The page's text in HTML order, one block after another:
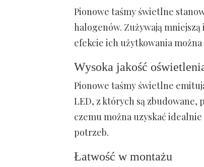
Pionowe taśmy świetlne
halogenów. Zużywają
efekcie ich użytkowania można
Wysoka jakość
Pionowe taśmy świetlne
LED, z których są zbudowane,
czemu można uzyskać
potrzeb.
Łatwość w montażu